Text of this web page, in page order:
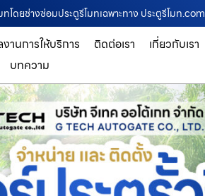
ดยช่างซ่อมประตูรีโมทเฉพาะทาง ประตูรีโมท.com
านการให้บริการ ติดต่อเรา
เกี่ยวกับเรา
บทความ